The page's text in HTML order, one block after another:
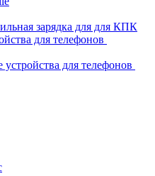
зарядка для для КПК
для телефонов
устройства для телефонов